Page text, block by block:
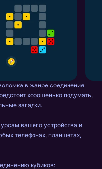
в жанре соединения
хорошенько подумать,
загадки.
вашего устройства и
телефонах, планшетах,
кубиков: